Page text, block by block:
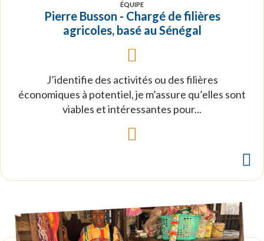
ÉQUIPE
Pierre Busson - Chargé de filières
agricoles, basé au Sénégal
J’identifie des activités ou des filières
économiques à potentiel, je m’assure qu’elles sont
viables et intéressantes pour...